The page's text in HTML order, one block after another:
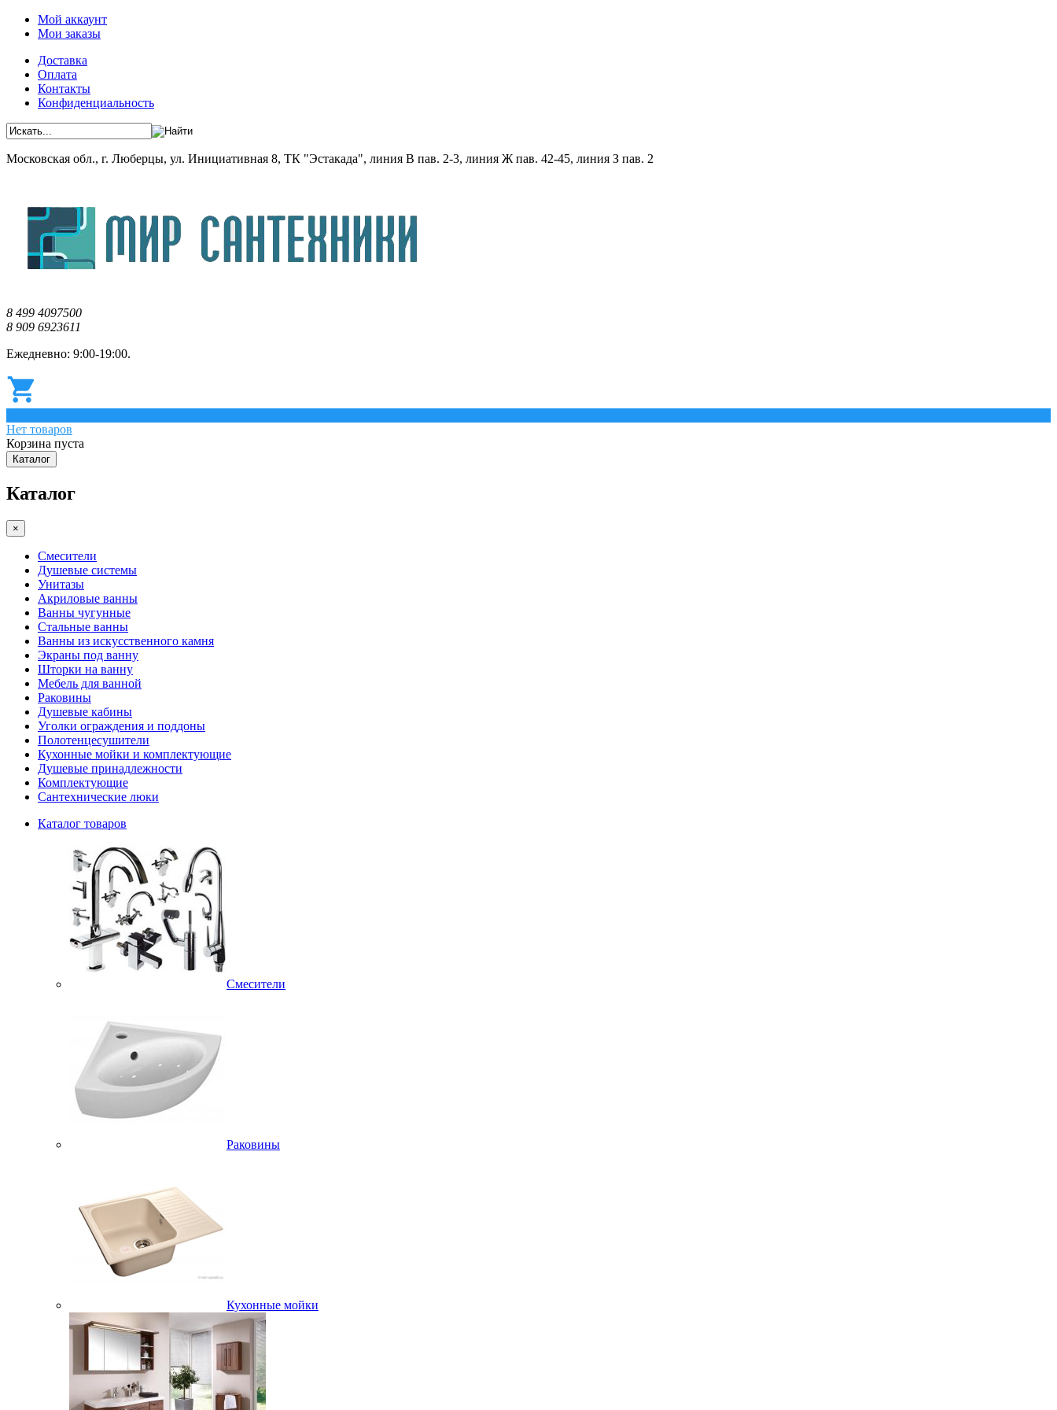
Мой аккаунт
Мои заказы
Доставка
Оплата
Контакты
Конфиденциальность
Московская обл., г. Люберцы, ул. Инициативная 8, ТК "Эстакада", линия В пав. 2-3, линия Ж пав. 42-45, линия З пав. 2
8 499 4097500
8 909 6923611
Ежедневно: 9:00-19:00.
Нет товаров
Корзина пуста
Каталог
Каталог
×
Смесители
Душевые системы
Унитазы
Акриловые ванны
Ванны чугунные
Стальные ванны
Ванны из искусственного камня
Экраны под ванну
Шторки на ванну
Мебель для ванной
Раковины
Душевые кабины
Уголки ограждения и поддоны
Полотенцесушители
Кухонные мойки и комплектующие
Душевые принадлежности
Комплектующие
Сантехнические люки
Каталог товаров
Смесители
Раковины
Кухонные мойки